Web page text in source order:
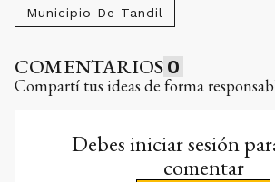
Municipio De Tandil
COMENTARIOS 0
Compartí tus ideas de forma
Debes iniciar sesión
comentar